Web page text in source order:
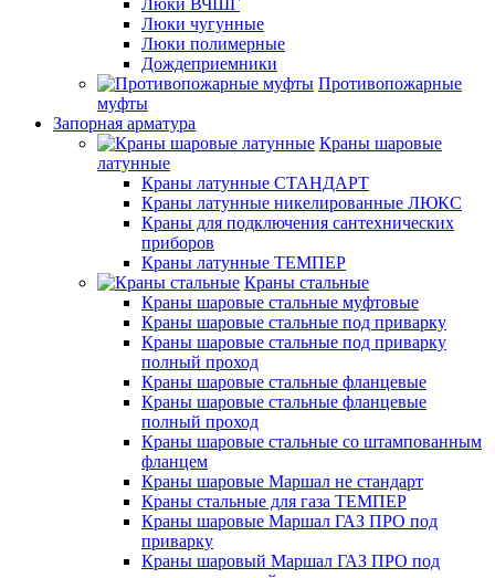
Люки чугунные
Люки полимерные
Дождеприемники
Противопожарные
муфты
Запорная арматура
Краны шаровые
латунные
Краны латунные СТАНДАРТ
Краны латунные никелированные ЛЮКС
Краны для подключения сантехнических
приборов
Краны латунные ТЕМПЕР
Краны стальные
Краны шаровые стальные муфтовые
Краны шаровые стальные под приварку
Краны шаровые стальные под приварку
полный проход
Краны шаровые стальные фланцевые
Краны шаровые стальные фланцевые
полный проход
Краны шаровые стальные со штампованным
фланцем
Краны шаровые Маршал не стандарт
Краны стальные для газа ТЕМПЕР
Краны шаровые Маршал ГАЗ ПРО под
приварку
Краны шаровый Маршал ГАЗ ПРО под